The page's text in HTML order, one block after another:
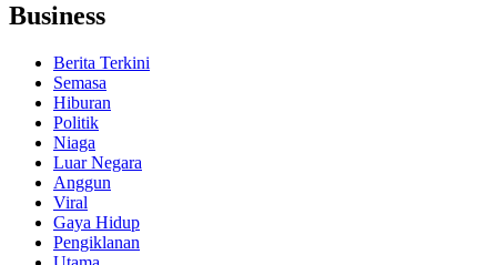
Business
Berita Terkini
Semasa
Hiburan
Politik
Niaga
Luar Negara
Anggun
Viral
Gaya Hidup
Pengiklanan